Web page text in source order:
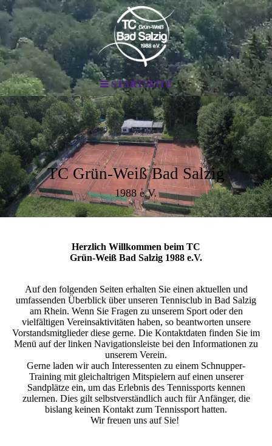
STARTSEITE
TC Grün-Weiß Bad Salzig
1988 e.V.
Herzlich Willkommen beim TC
Grün-Weiß Bad Salzig 1988 e.V.
Auf den folgenden Seiten erhalten Sie einen aktuellen und
umfassenden Überblick über unseren Tennisclub in Bad Salzig
am Rhein. Wenn Sie Fragen zu unserem Sport oder den
vielfältigen Vereinsaktivitäten haben, so beantworten unsere
Vorstandsmitglieder diese gerne. Die Kontaktdaten finden Sie im
Menü auf der linken Navigationsleiste bei den Informationen zu
unserem Verein.
Gerne laden wir auch Interessenten zu einem Schnupper-
Training mit gleichaltrigen Mitspielern auf einen unserer
Sandplätze ein, um das Erlebnis des Tennissports kennen
zulernen. Dies gilt selbstverständlich auch für Anfänger, die
bislang keinen Kontakt zum Tennissport hatten.
Wir freuen uns auf Sie!